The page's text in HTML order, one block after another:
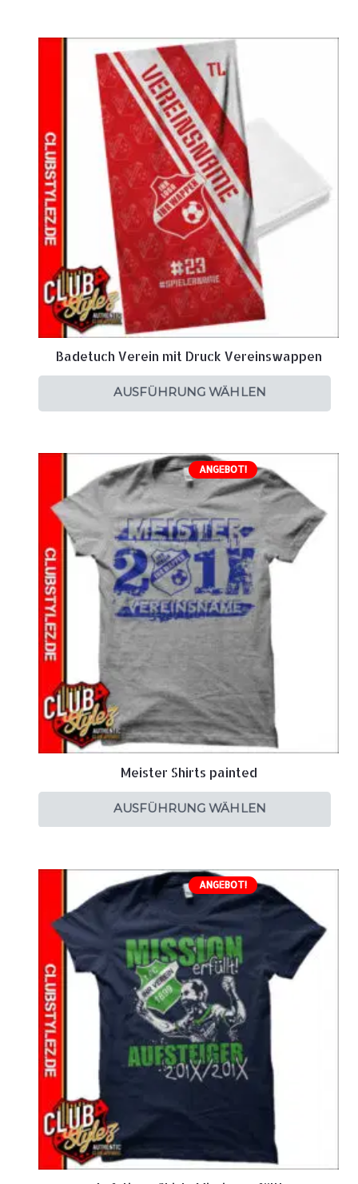
Badetuch Verein mit Druck Vereinswappen
AUSFÜHRUNG WÄHLEN
ANGEBOT!
Meister Shirts painted
AUSFÜHRUNG WÄHLEN
ANGEBOT!